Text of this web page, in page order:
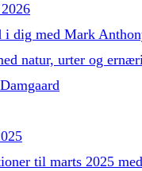
i dig med Mark
natur, urter og
til marts 2025